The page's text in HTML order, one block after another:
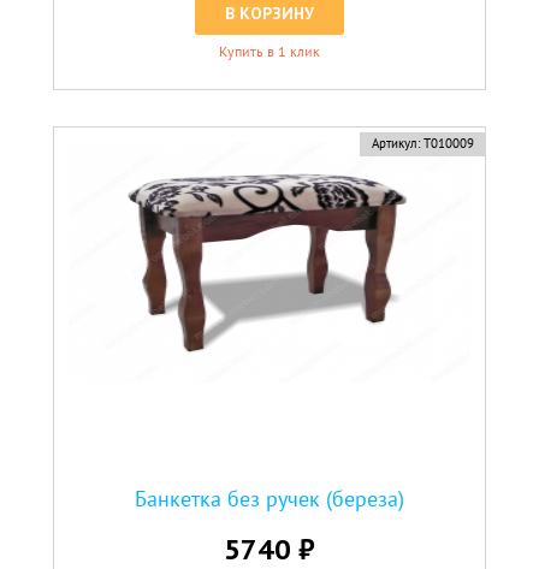
В КОРЗИНУ
Купить в 1 клик
Артикул: Т010009
Банкетка без ручек (береза)
5740 ₽